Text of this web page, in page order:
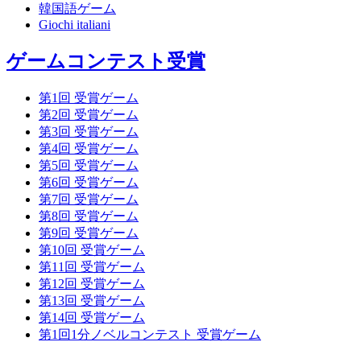
韓国語ゲーム
Giochi italiani
ゲームコンテスト受賞
第1回 受賞ゲーム
第2回 受賞ゲーム
第3回 受賞ゲーム
第4回 受賞ゲーム
第5回 受賞ゲーム
第6回 受賞ゲーム
第7回 受賞ゲーム
第8回 受賞ゲーム
第9回 受賞ゲーム
第10回 受賞ゲーム
第11回 受賞ゲーム
第12回 受賞ゲーム
第13回 受賞ゲーム
第14回 受賞ゲーム
第1回1分ノベルコンテスト 受賞ゲーム